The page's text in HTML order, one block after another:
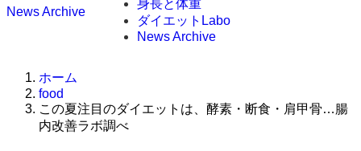
News Archive
身長と体重
ダイエットLabo
News Archive
ホーム
food
この夏注目のダイエットは、酵素・断食・肩甲骨…腸
内改善ラボ調べ